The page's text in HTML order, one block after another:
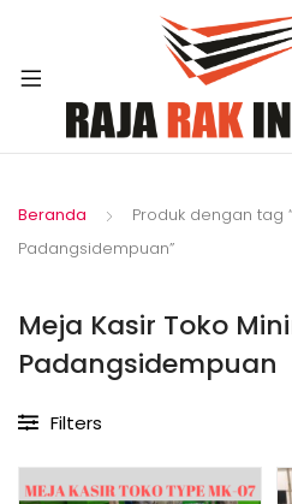
Beranda
Produk dengan tag
Padangsidempuan”
Meja Kasir Toko
Padangsidempuan
Filters